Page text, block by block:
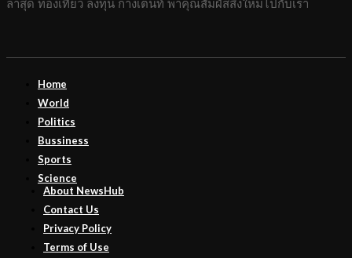
Home
World
Politics
Bussiness
Sports
Science
About NewsHub
Contact Us
Privacy Policy
Terms of Use